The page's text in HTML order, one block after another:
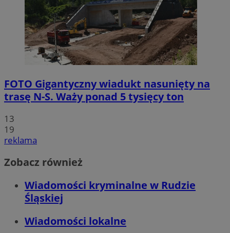
FOTO Gigantyczny wiadukt nasunięty na
trasę N-S. Waży ponad 5 tysięcy ton
13
19
reklama
Zobacz również
Wiadomości kryminalne w Rudzie
Śląskiej
Wiadomości lokalne